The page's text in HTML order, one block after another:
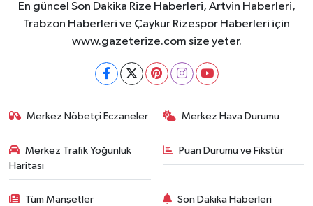
En güncel Son Dakika Rize Haberleri, Artvin Haberleri,
Trabzon Haberleri ve Çaykur Rizespor Haberleri için
www.gazeterize.com size yeter.
Merkez Nöbetçi Eczaneler Merkez Hava Durumu
Merkez Trafik Yoğunluk
Haritası
Puan Durumu ve Fikstür
Tüm Manşetler Son Dakika Haberleri